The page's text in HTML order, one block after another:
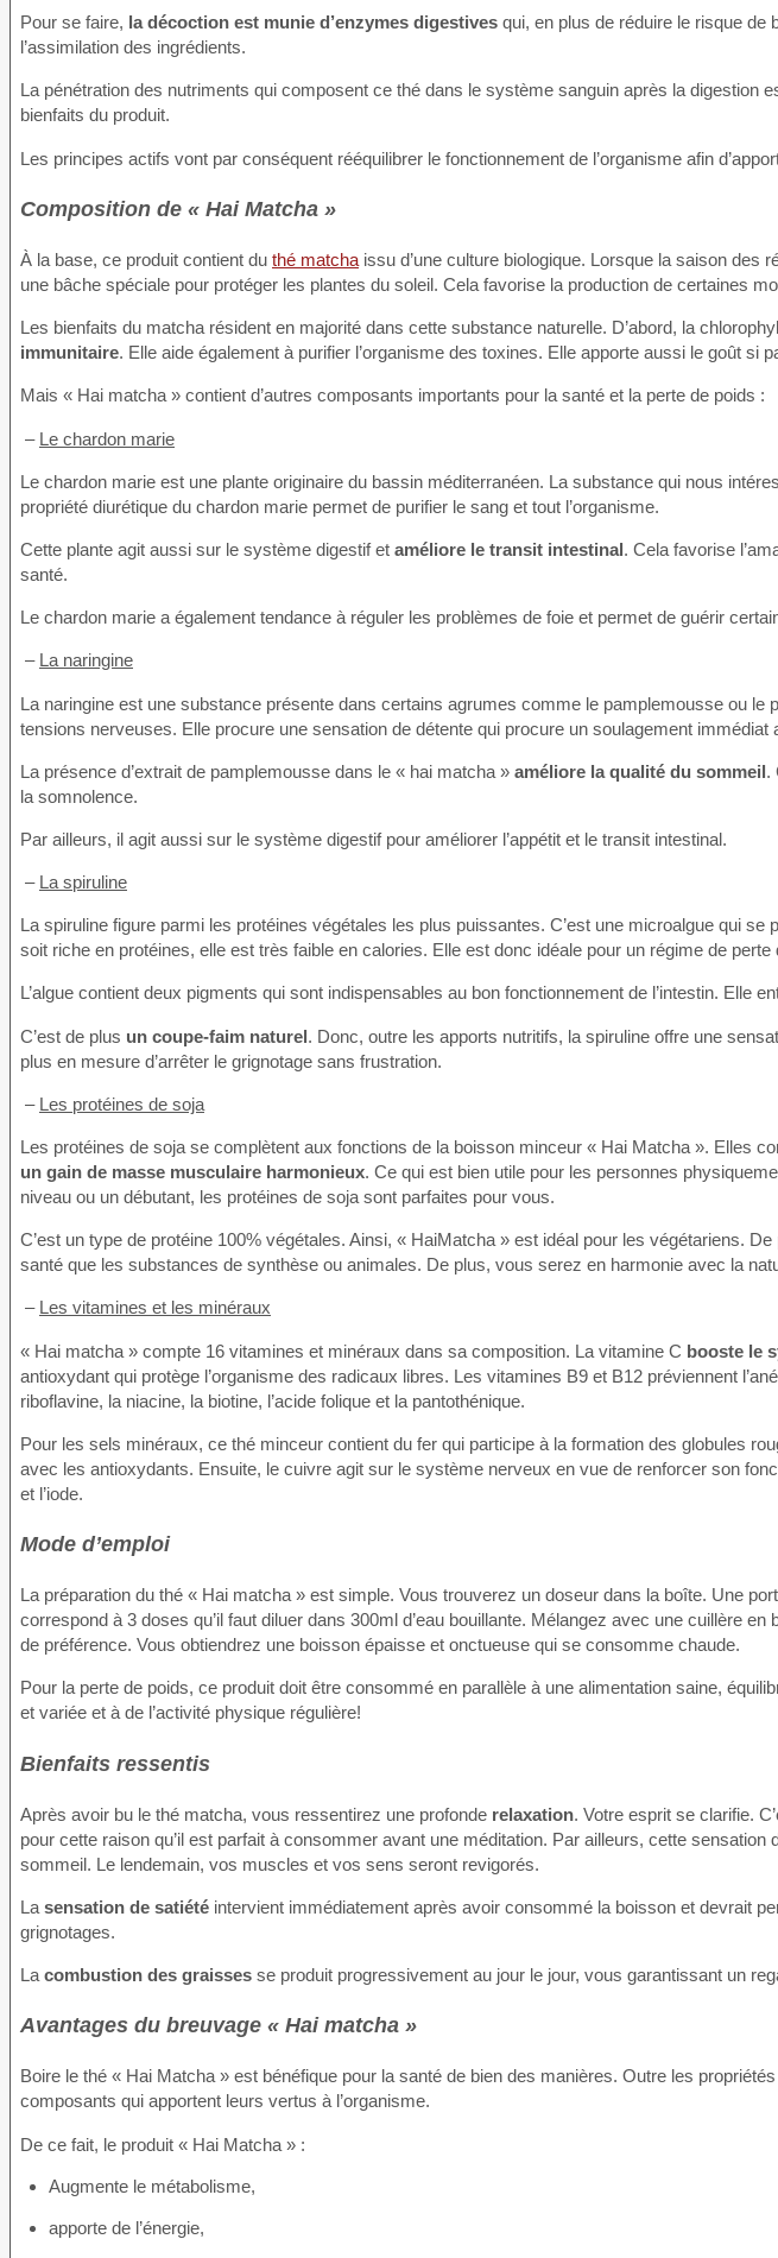
Pour se faire, la décoction est munie d’enzymes digestives qui, en plus de réduire le risque de
l’assimilation des ingrédients.
La pénétration des nutriments qui composent ce thé dans le système sanguin après la digestion
bienfaits du produit.
Les principes actifs vont par conséquent rééquilibrer le fonctionnement de l’organisme afin
Composition de « Hai Matcha »
À la base, ce produit contient du thé matcha issu d’une culture biologique. Lorsque la saison des
une bâche spéciale pour protéger les plantes du soleil. Cela favorise la production de certaines
Les bienfaits du matcha résident en majorité dans cette substance naturelle. D’abord, la
immunitaire. Elle aide également à purifier l’organisme des toxines. Elle apporte aussi le goût si
Mais « Hai matcha » contient d’autres composants importants pour la santé et la perte de poids :
– Le chardon marie
Le chardon marie est une plante originaire du bassin méditerranéen. La substance qui nous
propriété diurétique du chardon marie permet de purifier le sang et tout l’organisme.
Cette plante agit aussi sur le système digestif et améliore le transit intestinal. Cela favorise
santé.
Le chardon marie a également tendance à réguler les problèmes de foie et permet de guérir
– La naringine
La naringine est une substance présente dans certains agrumes comme le pamplemousse ou le
tensions nerveuses. Elle procure une sensation de détente qui procure un soulagement
La présence d’extrait de pamplemousse dans le « hai matcha » améliore la qualité du sommeil.
la somnolence.
Par ailleurs, il agit aussi sur le système digestif pour améliorer l’appétit et le transit intestinal.
– La spiruline
La spiruline figure parmi les protéines végétales les plus puissantes. C’est une microalgue qui se
soit riche en protéines, elle est très faible en calories. Elle est donc idéale pour un régime de
L’algue contient deux pigments qui sont indispensables au bon fonctionnement de l’intestin. Elle
C’est de plus un coupe-faim naturel. Donc, outre les apports nutritifs, la spiruline offre une
plus en mesure d’arrêter le grignotage sans frustration.
– Les protéines de soja
Les protéines de soja se complètent aux fonctions de la boisson minceur « Hai Matcha ». Elles
un gain de masse musculaire harmonieux. Ce qui est bien utile pour les personnes
niveau ou un débutant, les protéines de soja sont parfaites pour vous.
C’est un type de protéine 100% végétales. Ainsi, « HaiMatcha » est idéal pour les végétariens.
santé que les substances de synthèse ou animales. De plus, vous serez en harmonie avec la
– Les vitamines et les minéraux
« Hai matcha » compte 16 vitamines et minéraux dans sa composition. La vitamine C booste le
antioxydant qui protège l’organisme des radicaux libres. Les vitamines B9 et B12 préviennent
riboflavine, la niacine, la biotine, l’acide folique et la pantothénique.
Pour les sels minéraux, ce thé minceur contient du fer qui participe à la formation des globules
avec les antioxydants. Ensuite, le cuivre agit sur le système nerveux en vue de renforcer son
et l’iode.
Mode d’emploi
La préparation du thé « Hai matcha » est simple. Vous trouverez un doseur dans la boîte. Une
correspond à 3 doses qu’il faut diluer dans 300ml d’eau bouillante. Mélangez avec une cuillère en
de préférence. Vous obtiendrez une boisson épaisse et onctueuse qui se consomme chaude.
Pour la perte de poids, ce produit doit être consommé en parallèle à une alimentation saine,
et variée et à de l’activité physique régulière!
Bienfaits ressentis
Après avoir bu le thé matcha, vous ressentirez une profonde relaxation. Votre esprit se clarifie.
pour cette raison qu’il est parfait à consommer avant une méditation. Par ailleurs, cette sensation
sommeil. Le lendemain, vos muscles et vos sens seront revigorés.
La sensation de satiété intervient immédiatement après avoir consommé la boisson et devrait
grignotages.
La combustion des graisses se produit progressivement au jour le jour, vous garantissant un
Avantages du breuvage « Hai matcha »
Boire le thé « Hai Matcha » est bénéfique pour la santé de bien des manières. Outre les
composants qui apportent leurs vertus à l’organisme.
De ce fait, le produit « Hai Matcha » :
Augmente le métabolisme,
apporte de l’énergie,